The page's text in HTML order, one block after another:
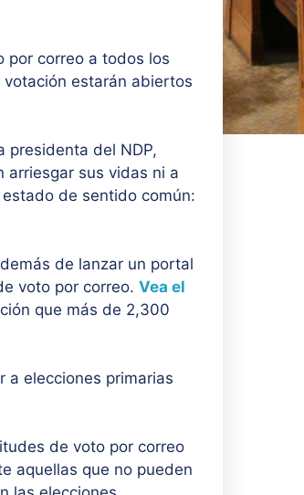
por correo a todos los
estarán abiertos
presidenta del NDP,
arriesgar sus vidas ni a
de sentido común:
de lanzar un portal
voto por correo. Vea el
que más de 2,300
a elecciones primarias
de voto por correo
aquellas que no pueden